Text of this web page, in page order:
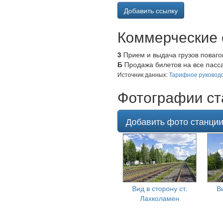
Добавить ссылку
3 Прием и выдача грузов
Б Продажа билетов на все
Источник данных:Тарифное
Фотографии
Добавить фото
Вид в сторону ст.
Лахколамен